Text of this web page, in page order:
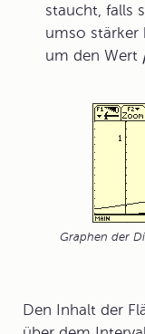
staucht, falls
umso stärker
um den Wert
Graphen der
Den Inhalt der